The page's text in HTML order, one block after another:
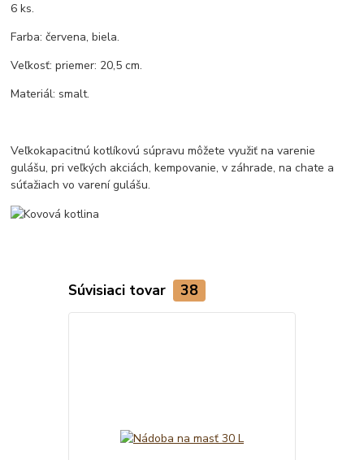
6 ks.
Farba: červena, biela.
Veľkosť: priemer: 20,5 cm.
Materiál: smalt.
Veľkokapacitnú kotlíkovú súpravu môžete využiť na varenie
gulášu, pri veľkých akciách, kempovanie, v záhrade, na chate a
súťažiach vo varení gulášu.
Súvisiaci tovar 38